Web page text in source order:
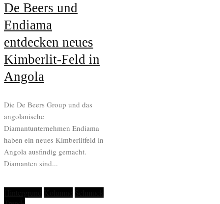
De Beers und
Endiama
entdecken neues
Kimberlit-Feld in
Angola
Die De Beers Group und das
angolanische
Diamantunternehmen Endiama
haben ein neues Kimberlitfeld in
Angola ausfindig gemacht.
Diamanten sind...